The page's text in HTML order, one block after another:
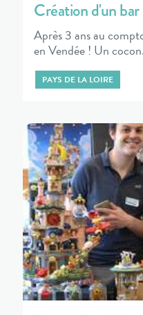
Création d'un bar
Après 3 ans au
en Vendée ! Un
PAYS DE LA LOIRE